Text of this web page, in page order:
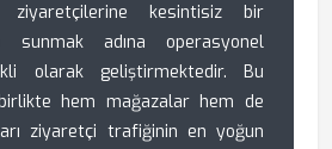
ziyaretçilerine kesintisiz bir
sunmak adına operasyonel
olarak geliştirmektedir. Bu
hem mağazalar hem de
ziyaretçi trafiğinin en yoğun